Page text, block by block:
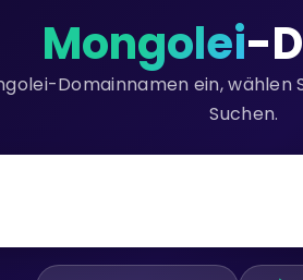
Mongolei-
Domainnamen ein, wählen
Suchen.